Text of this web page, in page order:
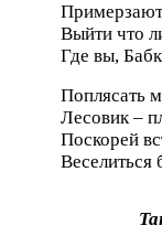
Выйти что
Где вы,
Поплясать
Лесовик –
Поскорей